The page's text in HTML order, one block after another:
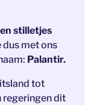
stilletjes
dus met ons
Palantir.
tot
regeringen dit